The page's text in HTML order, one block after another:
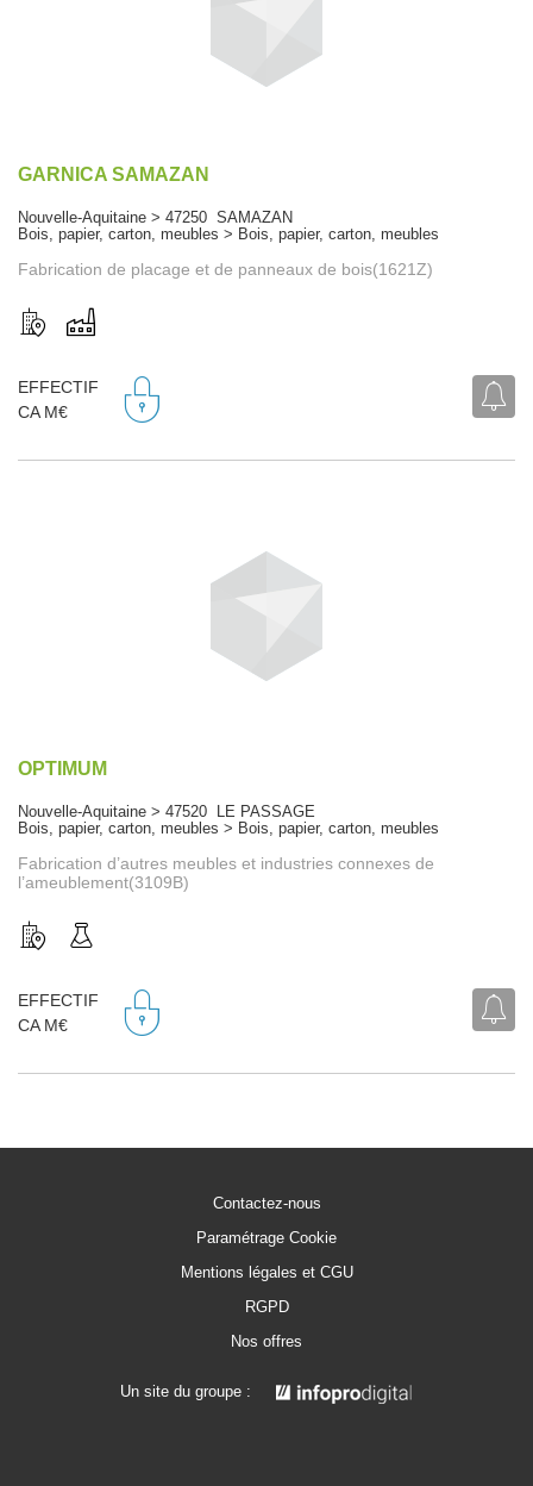
GARNICA SAMAZAN
Nouvelle-Aquitaine > 47250 SAMAZAN
Bois, papier, carton, meubles > Bois, papier, carton, meubles
Fabrication de placage et de panneaux de bois(1621Z)
EFFECTIF
CA M€
OPTIMUM
Nouvelle-Aquitaine > 47520 LE PASSAGE
Bois, papier, carton, meubles > Bois, papier, carton, meubles
Fabrication d’autres meubles et industries connexes de
l’ameublement(3109B)
EFFECTIF
CA M€
Contactez-nous
Paramétrage Cookie
Mentions légales et CGU
RGPD
Nos offres
Un site du groupe :